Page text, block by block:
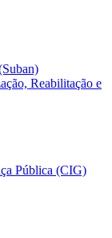
Reabilitação e
Pública (CIG)